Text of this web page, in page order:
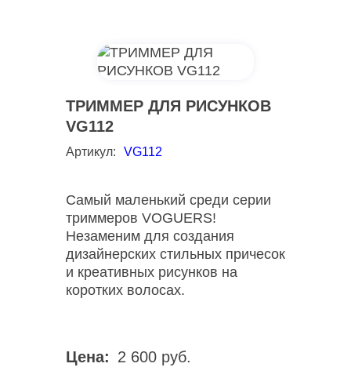
ТРИММЕР ДЛЯ РИСУНКОВ
VG112
Артикул: VG112
Самый маленький среди серии
триммеров VOGUERS!
Незаменим для создания
дизайнерских стильных причесок
и креативных рисунков на
коротких волосах.
Цена: 2 600 руб.